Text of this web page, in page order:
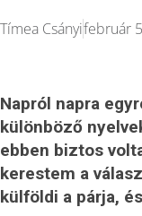
Tímea Csányifebruár
Napról napra
különböző
ebben biztos
kerestem a
külföldi a párja,